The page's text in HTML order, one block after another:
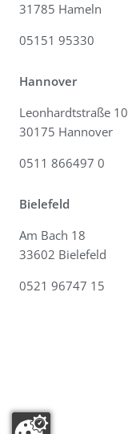
31785 Hameln
05151 95330
Hannover
Leonhardtstraße 10
30175 Hannover
0511 866497 0
Bielefeld
Am Bach 18
33602 Bielefeld
0521 96747 15